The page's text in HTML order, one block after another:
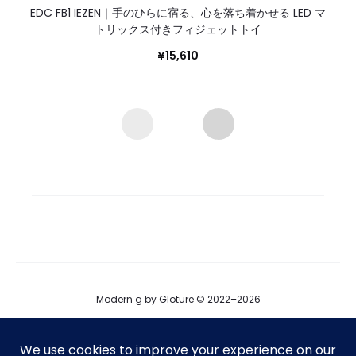
EDC FB1 IEZEN｜手のひらに宿る、心を落ち着かせる LED マ
トリックス付きフィジェットトイ
¥15,610
Modern g by Gloture © 2022–2026